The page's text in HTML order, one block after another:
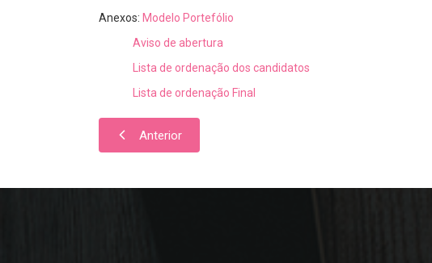
Anexos: Modelo Portefólio
Aviso de abertura
Lista de ordenação dos candidatos
Lista de ordenação Final
Anterior